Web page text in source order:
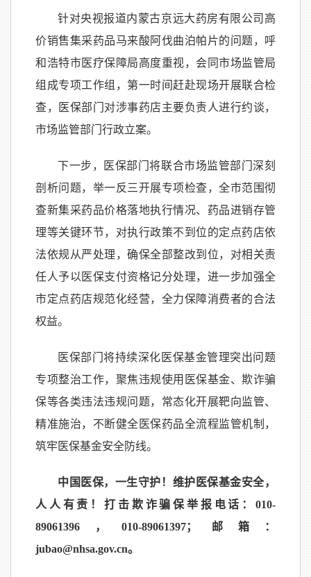
针对央视报道内蒙古京远大药房有限公司高
价销售集采药品马来酸阿伐曲泊帕片的问题，呼
和浩特市医疗保障局高度重视，会同市场监管局
组成专项工作组，第一时间赶赴现场开展联合检
查，医保部门对涉事药店主要负责人进行约谈，
市场监管部门行政立案。
下一步，医保部门将联合市场监管部门深刻
剖析问题，举一反三开展专项检查，全市范围彻
查新集采药品价格落地执行情况、药品进销存管
理等关键环节，对执行政策不到位的定点药店依
法依规从严处理，确保全部整改到位，对相关责
任人予以医保支付资格记分处理，进一步加强全
市定点药店规范化经营，全力保障消费者的合法
权益。
医保部门将持续深化医保基金管理突出问题
专项整治工作，聚焦违规使用医保基金、欺诈骗
保等各类违法违规问题，常态化开展靶向监管、
精准施治，不断健全医保药品全流程监管机制，
筑牢医保基金安全防线。
中国医保，一生守护！维护医保基金安全，
人人有责！打击欺诈骗保举报电话：010-
89061396，010-89061397；邮箱：
jubao@nhsa.gov.cn。